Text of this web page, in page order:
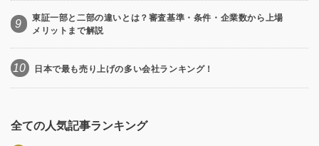
9
東証一部と二部の違いとは？審査基準・条件・企業数から上場
メリットまで解説
10 日本で最も売り上げの多い会社ランキング！
全ての人気記事ランキング